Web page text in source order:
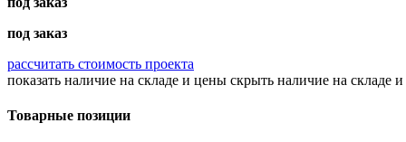
под заказ
рассчитать стоимость проекта
показать наличие на складе и цены скрыть наличие на складе
Товарные позиции